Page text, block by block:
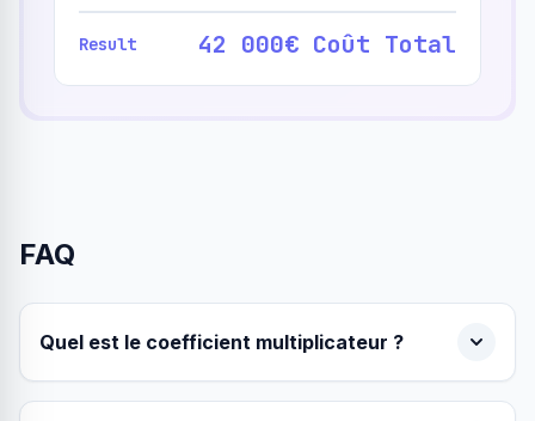
Result 42 000€ Coût Total
FAQ
Quel est le coefficient multiplicateur ?